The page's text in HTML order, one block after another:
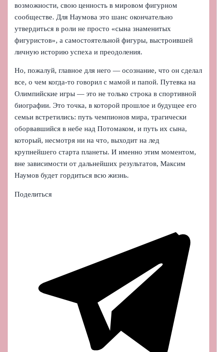
возможности, свою ценность в мировом фигурном
сообществе. Для Наумова это шанс окончательно
утвердиться в роли не просто «сына знаменитых
фигуристов», а самостоятельной фигуры, выстроившей
личную историю успеха и преодоления.
Но, пожалуй, главное для него — осознание, что он сделал
все, о чем когда-то говорил с мамой и папой. Путевка на
Олимпийские игры — это не только строка в спортивной
биографии. Это точка, в которой прошлое и будущее его
семьи встретились: путь чемпионов мира, трагически
оборвавшийся в небе над Потомаком, и путь их сына,
который, несмотря ни на что, выходит на лед
крупнейшего старта планеты. И именно этим моментом,
вне зависимости от дальнейших результатов, Максим
Наумов будет гордиться всю жизнь.
Поделиться